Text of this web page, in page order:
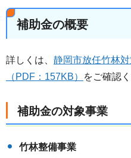
補助金の概要
詳しくは、 静岡市放任竹林
（PDF：157KB）
をご確認
補助金の対象事業
竹林整備事業